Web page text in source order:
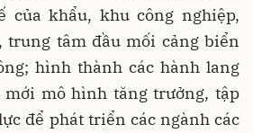
khẩu, khu công nghiệp,
trung tâm đầu mối cảng biển
hình thành các hành lang
mô hình tăng trưởng, tập
để phát triển các ngành các